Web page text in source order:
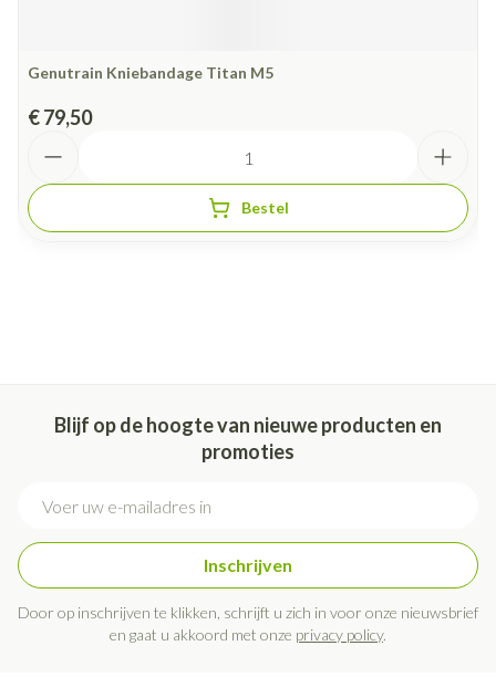
Genutrain Kniebandage Titan M5
€ 79,50
Bestel
Blijf op de hoogte van nieuwe producten en
promoties
Inschrijven
Door op inschrijven te klikken, schrijft u zich in voor onze nieuwsbrief
en gaat u akkoord met onze privacy policy.